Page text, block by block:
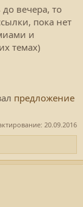
вечера, то
пока нет
и
темах)
предложение
20.09.2016